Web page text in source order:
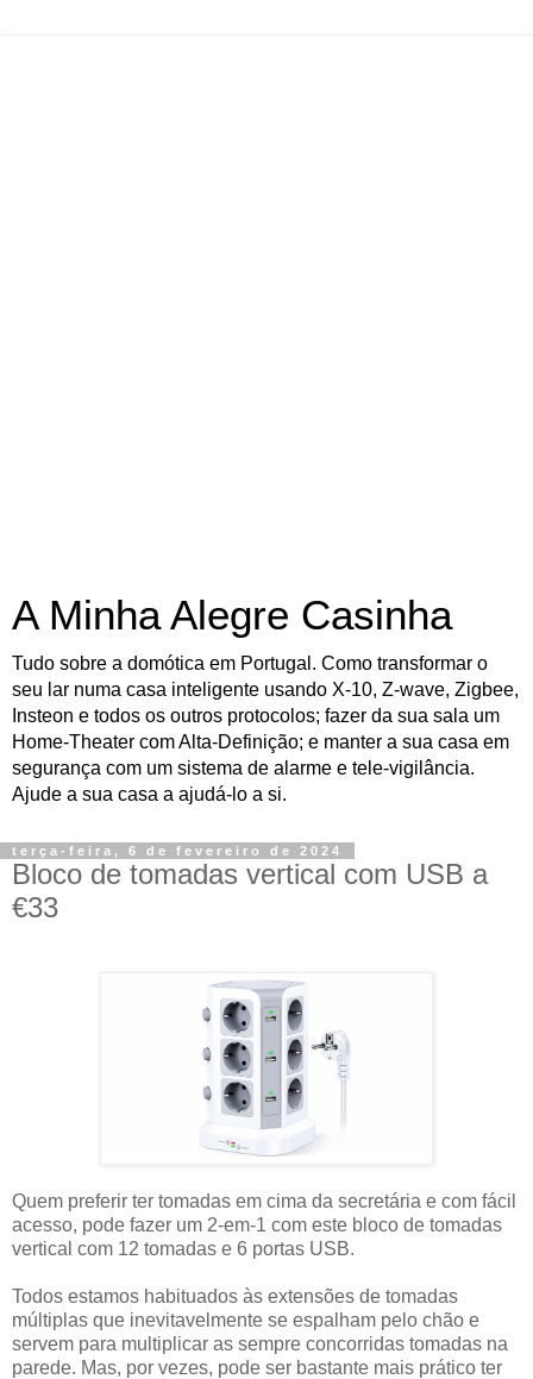
A Minha Alegre Casinha
Tudo sobre a domótica em Portugal. Como transformar o
seu lar numa casa inteligente usando X-10, Z-wave, Zigbee,
Insteon e todos os outros protocolos; fazer da sua sala um
Home-Theater com Alta-Definição; e manter a sua casa em
segurança com um sistema de alarme e tele-vigilância.
Ajude a sua casa a ajudá-lo a si.
terça-feira, 6 de fevereiro de 2024
Bloco de tomadas vertical com USB a
€33
Quem preferir ter tomadas em cima da secretária e com fácil
acesso, pode fazer um 2-em-1 com este bloco de tomadas
vertical com 12 tomadas e 6 portas USB.
Todos estamos habituados às extensões de tomadas
múltiplas que inevitavelmente se espalham pelo chão e
servem para multiplicar as sempre concorridas tomadas na
parede. Mas, por vezes, pode ser bastante mais prático ter